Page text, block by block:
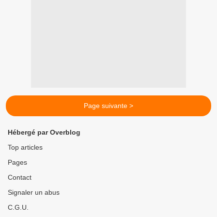
Page suivante >
Hébergé par Overblog
Top articles
Pages
Contact
Signaler un abus
C.G.U.